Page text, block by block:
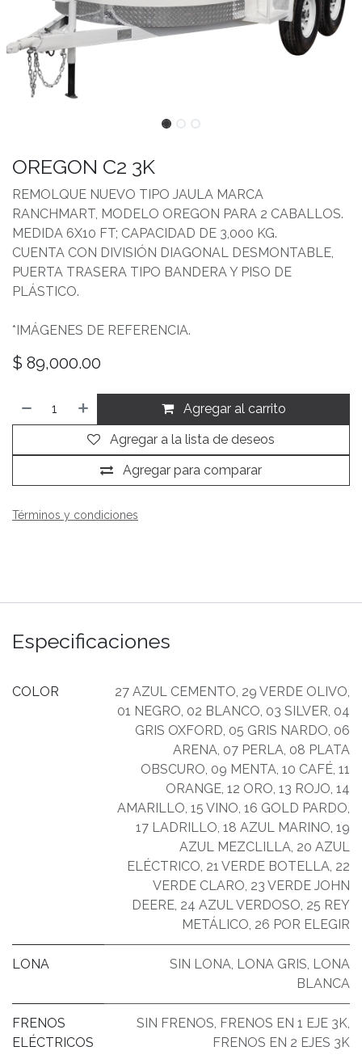
OREGON C2 3K
REMOLQUE NUEVO TIPO JAULA MARCA
RANCHMART, MODELO OREGON PARA 2 CABALLOS.
MEDIDA 6X10 FT; CAPACIDAD DE 3,000 KG.
CUENTA CON DIVISIÓN DIAGONAL DESMONTABLE,
PUERTA TRASERA TIPO BANDERA Y PISO DE
PLÁSTICO.
*IMÁGENES DE REFERENCIA.
$ 89,000.00
Agregar al carrito
Agregar para comparar
Agregar a la lista de deseos
Términos y condiciones
Especificaciones
COLOR 27 AZUL CEMENTO, 29 VERDE OLIVO,
01 NEGRO, 02 BLANCO, 03 SILVER, 04
GRIS OXFORD, 05 GRIS NARDO, 06
ARENA, 07 PERLA, 08 PLATA
OBSCURO, 09 MENTA, 10 CAFÉ, 11
ORANGE, 12 ORO, 13 ROJO, 14
AMARILLO, 15 VINO, 16 GOLD PARDO,
17 LADRILLO, 18 AZUL MARINO, 19
AZUL MEZCLILLA, 20 AZUL
ELÉCTRICO, 21 VERDE BOTELLA, 22
VERDE CLARO, 23 VERDE JOHN
DEERE, 24 AZUL VERDOSO, 25 REY
METÁLICO, 26 POR ELEGIR
LONA SIN LONA, LONA GRIS, LONA
BLANCA
FRENOS
ELÉCTRICOS
SIN FRENOS, FRENOS EN 1 EJE 3K,
FRENOS EN 2 EJES 3K